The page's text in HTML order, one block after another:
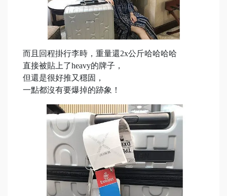
而且回程掛行李時，重量還2x公斤哈哈哈哈
直接被貼上了heavy的牌子，
但還是很好推又穩固，
一點都沒有要爆掉的跡象！